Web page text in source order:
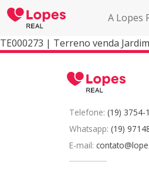
A Lopes
TE000273 | Terreno venda
Telefone: (19) 3754-
Whatsapp: (19)
E-mail: